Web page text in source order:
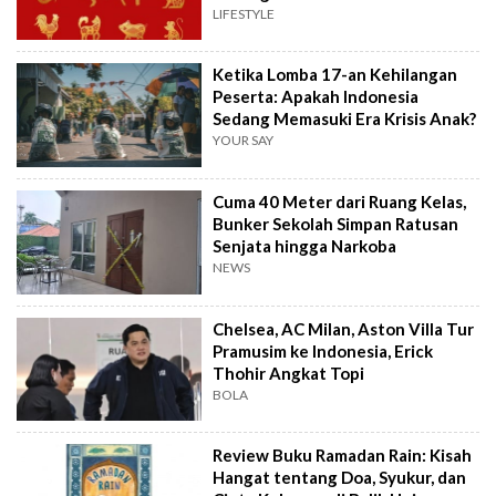
LIFESTYLE
Ketika Lomba 17-an Kehilangan
Peserta: Apakah Indonesia
Sedang Memasuki Era Krisis Anak?
YOUR SAY
Cuma 40 Meter dari Ruang Kelas,
Bunker Sekolah Simpan Ratusan
Senjata hingga Narkoba
NEWS
Chelsea, AC Milan, Aston Villa Tur
Pramusim ke Indonesia, Erick
Thohir Angkat Topi
BOLA
Review Buku Ramadan Rain: Kisah
Hangat tentang Doa, Syukur, dan